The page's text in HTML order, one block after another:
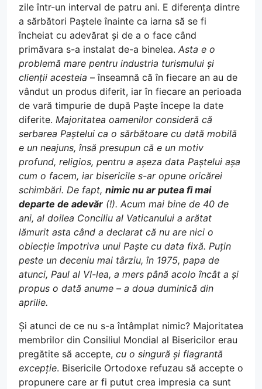
zile într-un interval de patru ani. E diferența dintre
a sărbători Paștele înainte ca iarna să se fi
încheiat cu adevărat și de a o face când
primăvara s-a instalat de-a binelea. Asta e o
problemă mare pentru industria turismului și
clienții acesteia – înseamnă că în fiecare an au de
vândut un produs diferit, iar în fiecare an perioada
de vară timpurie de după Paște începe la date
diferite. Majoritatea oamenilor consideră că
serbarea Paștelui ca o sărbătoare cu dată mobilă
e un neajuns, însă presupun că e un motiv
profund, religios, pentru a așeza data Paștelui așa
cum o facem, iar bisericile s-ar opune oricărei
schimbări. De fapt, nimic nu ar putea fi mai
departe de adevăr (!). Acum mai bine de 40 de
ani, al doilea Conciliu al Vaticanului a arătat
lămurit asta când a declarat că nu are nici o
obiecție împotriva unui Paște cu data fixă. Puțin
peste un deceniu mai târziu, în 1975, papa de
atunci, Paul al VI-lea, a mers până acolo încât a și
propus o dată anume – a doua duminică din
aprilie.
Și atunci de ce nu s-a întâmplat nimic? Majoritatea
membrilor din Consiliul Mondial al Bisericilor erau
pregătite să accepte, cu o singură și flagrantă
excepție. Bisericile Ortodoxe refuzau să accepte o
propunere care ar fi putut crea impresia ca sunt